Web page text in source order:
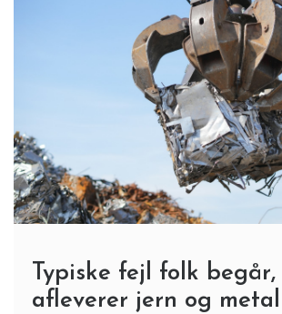
Typiske fejl folk
afleverer jern og